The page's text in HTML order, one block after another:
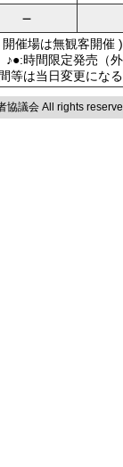
－
催場は無観客
♪●:時間限定発売
等は当日変更にな
協議会 All rights